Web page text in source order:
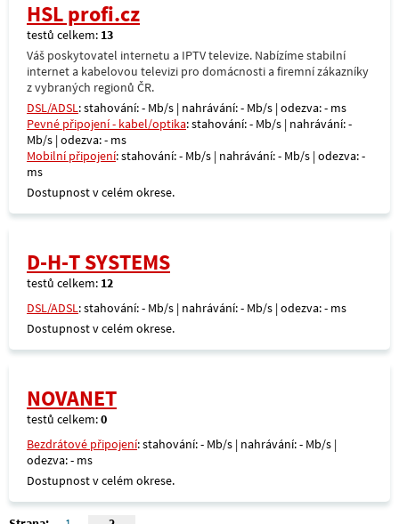
HSL profi.cz
testů celkem: 13
Váš poskytovatel internetu a IPTV televize. Nabízíme stabilní
internet a kabelovou televizi pro domácnosti a firemní zákazníky
z vybraných regionů ČR.
DSL/ADSL: stahování: - Mb/s | nahrávání: - Mb/s | odezva: - ms
Pevné připojení - kabel/optika: stahování: - Mb/s | nahrávání: -
Mb/s | odezva: - ms
Mobilní připojení: stahování: - Mb/s | nahrávání: - Mb/s | odezva: -
ms
Dostupnost v celém okrese.
D-H-T SYSTEMS
testů celkem: 12
DSL/ADSL: stahování: - Mb/s | nahrávání: - Mb/s | odezva: - ms
Dostupnost v celém okrese.
NOVANET
testů celkem:0
Bezdrátové připojení: stahování: - Mb/s | nahrávání: - Mb/s |
odezva: - ms
Dostupnost v celém okrese.